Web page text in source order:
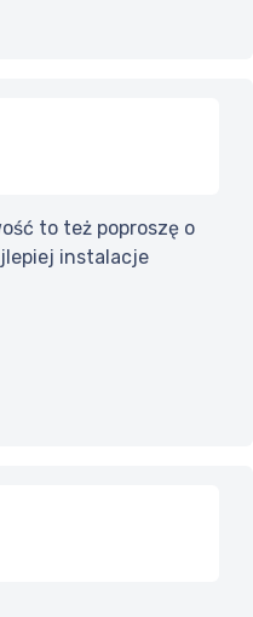
to też poproszę o
instalacje